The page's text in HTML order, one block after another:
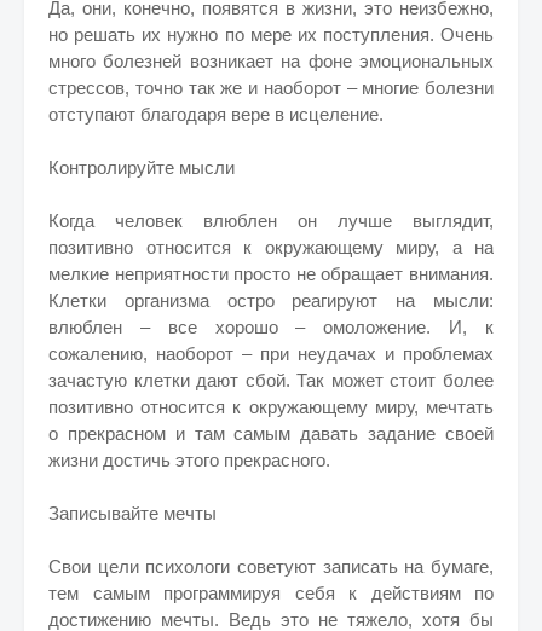
Да, они, конечно, появятся в жизни, это неизбежно,
но решать их нужно по мере их поступления. Очень
много болезней возникает на фоне эмоциональных
стрессов, точно так же и наоборот – многие болезни
отступают благодаря вере в исцеление.
Контролируйте мысли
Когда человек влюблен он лучше выглядит,
позитивно относится к окружающему миру, а на
мелкие неприятности просто не обращает внимания.
Клетки организма остро реагируют на мысли:
влюблен – все хорошо – омоложение. И, к
сожалению, наоборот – при неудачах и проблемах
зачастую клетки дают сбой. Так может стоит более
позитивно относится к окружающему миру, мечтать
о прекрасном и там самым давать задание своей
жизни достичь этого прекрасного.
Записывайте мечты
Свои цели психологи советуют записать на бумаге,
тем самым программируя себя к действиям по
достижению мечты. Ведь это не тяжело, хотя бы